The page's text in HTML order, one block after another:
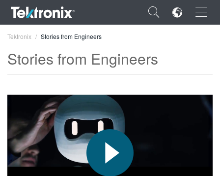
×
ENGLISH
FRANÇAIS
DEUTSCH
VIỆT NAM
Tektronix Stories from Engineers
Stories from Engineers